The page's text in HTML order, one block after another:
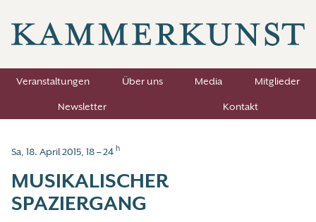
Veranstaltungen Über uns Media
Mitglieder
Newsletter
Kontakt
Sa, 18. April 2015, 18 – 24 h
MUSIKALISCHER
SPAZIERGANG